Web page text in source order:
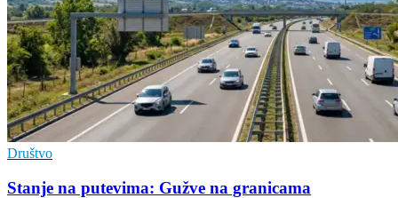
Društvo
Stanje na putevima: Gužve na granicama